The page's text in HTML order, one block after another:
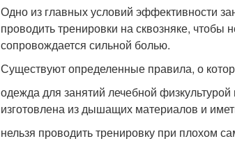
Одно из главных условий эффективности
проводить тренировки на сквозняке,
сопровождается сильной болью.
Существуют определенные правила, о
одежда для занятий лечебной
изготовлена из дышащих материалов и
нельзя проводить тренировку при плохом